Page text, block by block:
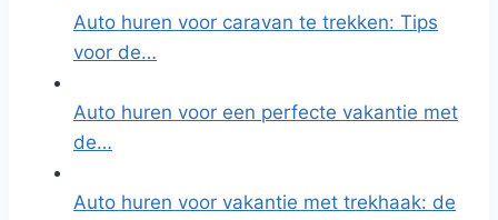
Auto huren voor caravan te trekken: Tips
voor de…
Auto huren voor een perfecte vakantie met
de…
Auto huren voor vakantie met trekhaak: de